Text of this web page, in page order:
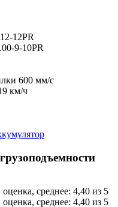
12PR
9-10PR
600 мм/с
км/ч